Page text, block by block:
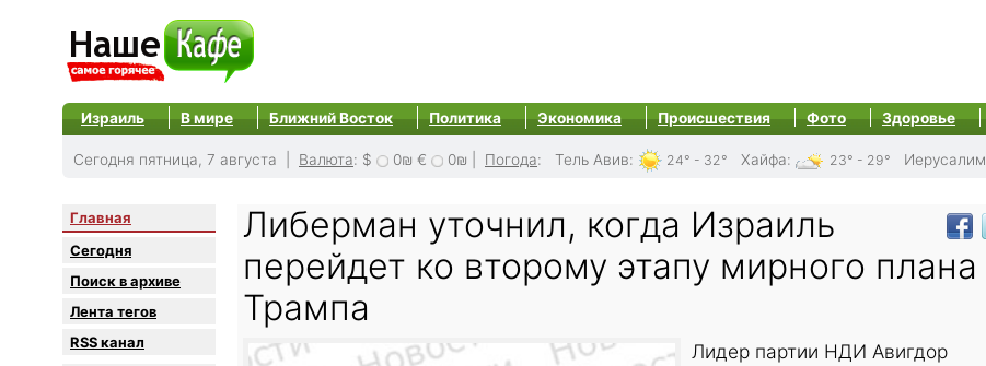
Израиль В мире Ближний Восток Политика Экономика Происшествия Фото Здоровье
Сегодня пятница, 7 августа | Валюта: $ 0₪ € 0₪ Погода: Тель Авив: 24° - 32° Хайфа: 23° - 29° Иерусалим
Главная
Сегодня
Поиск в архиве
Лента тегов
RSS канал
Либерман уточнил, когда Израиль
перейдет ко второму этапу мирного плана
Трампа
Лидер партии НДИ Авигдор